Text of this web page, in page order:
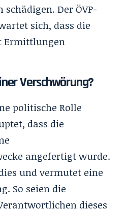
Der ÖVP-
sich, dass die
Ermittlungen
Verschwörung?
politische Rolle
dass die
angefertigt wurde.
und vermutet eine
So seien die
dieses